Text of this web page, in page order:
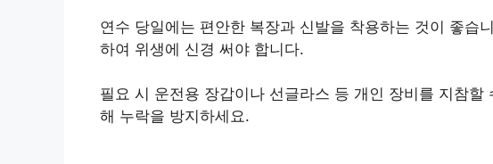
연수 당일에는 편안한 복장과 신발을 착용하는 것이 좋습
하여 위생에 신경 써야 합니다.
필요 시 운전용 장갑이나 선글라스 등 개인 장비를 지참
해 누락을 방지하세요.